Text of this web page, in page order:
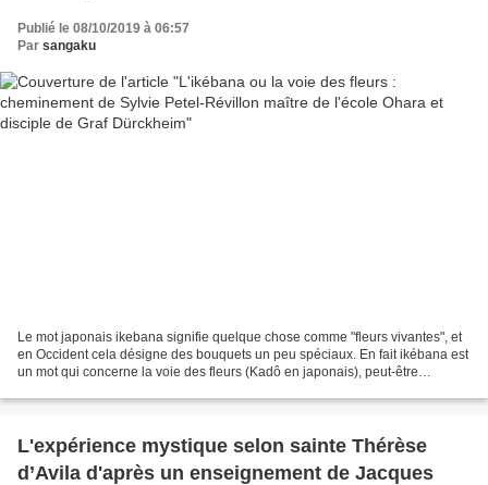
Publié le 08/10/2019 à 06:57
Par sangaku
Le mot japonais ikebana signifie quelque chose comme "fleurs vivantes", et
en Occident cela désigne des bouquets un peu spéciaux. En fait ikébana est
un mot qui concerne la voie des fleurs (Kadô en japonais), peut-être
L'expérience mystique selon sainte Thérèse
d’Avila d'après un enseignement de Jacques